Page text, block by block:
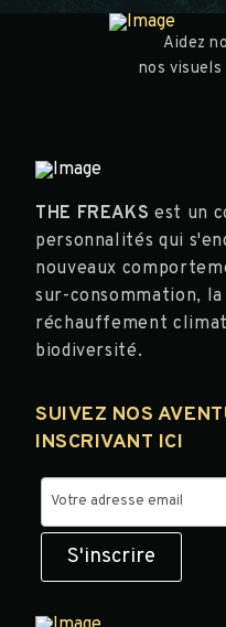
Aidez
nos
THE FREAKS est un
personnalités qui
nouveaux
sur-consommation,
réchauffement
biodiversité.
SUIVEZ NOS
INSCRIVANT ICI